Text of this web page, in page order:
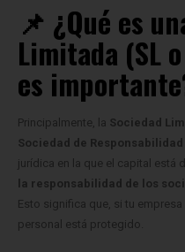
📌 ¿Qué es
Limitada (SL
es
Principalmente, la Sociedad
Sociedad de Responsabilidad
jurídica en la que el capital está
la responsabilidad de los
Esto significa que, si tu
personal está protegido.